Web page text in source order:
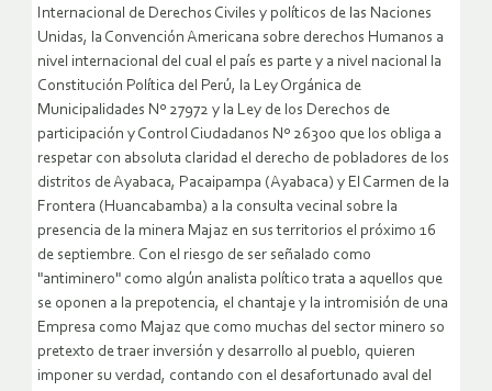
Internacional de Derechos Civiles y políticos de las Naciones
Unidas, la Convención Americana sobre derechos Humanos a
nivel internacional del cual el país es parte y a nivel nacional la
Constitución Política del Perú, la Ley Orgánica de
Municipalidades Nº 27972 y la Ley de los Derechos de
participación y Control Ciudadanos Nº 26300 que los obliga a
respetar con absoluta claridad el derecho de pobladores de los
distritos de Ayabaca, Pacaipampa (Ayabaca) y El Carmen de la
Frontera (Huancabamba) a la consulta vecinal sobre la
presencia de la minera Majaz en sus territorios el próximo 16
de septiembre. Con el riesgo de ser señalado como
"antiminero" como algún analista político trata a aquellos que
se oponen a la prepotencia, el chantaje y la intromisión de una
Empresa como Majaz que como muchas del sector minero so
pretexto de traer inversión y desarrollo al pueblo, quieren
imponer su verdad, contando con el desafortunado aval del